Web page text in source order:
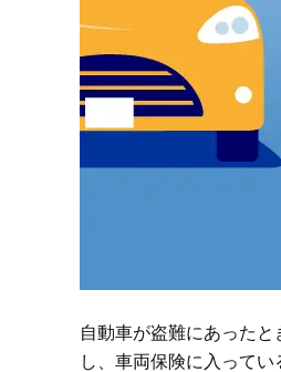
自動車が盗難にあった
し、車両保険に入って